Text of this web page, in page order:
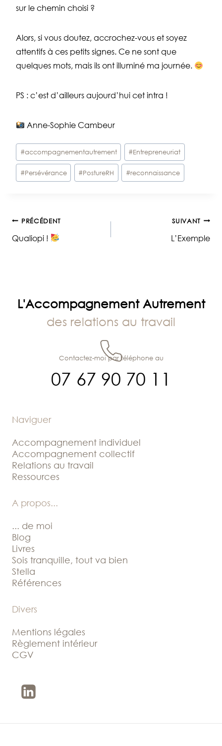
sur le chemin choisi ?
Alors, si vous doutez, accrochez-vous et soyez
attentifs à ces petits signes. Ce ne sont que
quelques mots, mais ils ont illuminé ma journée.
PS : c’est d’ailleurs aujourd’hui cet intra !
Anne-Sophie Cambeur
Étiquettes
de
la
#accompagnementautrement #Entrepreneuriat
#Persévérance #PostureRH #reconnaissance
Navigation
PRÉCÉDENT
Qualiopi !
SUIVANT
L’Exemple
L'Accompagnement Autrement
des relations au travail
07 67 90 70 11
Contactez-moi par téléphone au
Naviguer
Accompagnement individuel
Accompagnement collectif
Relations au travail
Ressources
A propos...
... de moi
Blog
Livres
Sois tranquille, tout va bien
Stella
Références
Divers
Mentions légales
Règlement intérieur
CGV